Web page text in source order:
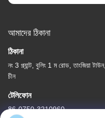
আমাদের ঠিকানা
ঠিকানা
নং 3 প্ল্যান্ট, বুলিং 1 ম রোড, তাংজিয়া
চীন
টেলিফোন
86-0750-3210960